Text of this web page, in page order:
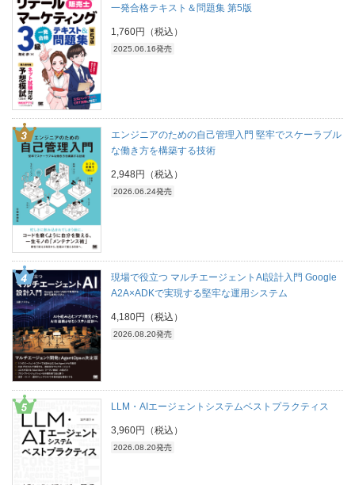
一発合格テキスト＆問題集 第5版
1,760円（税込）
2025.06.16発売
エンジニアのための自己管理入門 堅牢でスケーラブル
な働き方を構築する技術
2,948円（税込）
2026.06.24発売
現場で役立つ マルチエージェントAI設計入門 Google
A2A×ADKで実現する堅牢な運用システム
4,180円（税込）
2026.08.20発売
LLM・AIエージェントシステムベストプラクティス
3,960円（税込）
2026.08.20発売